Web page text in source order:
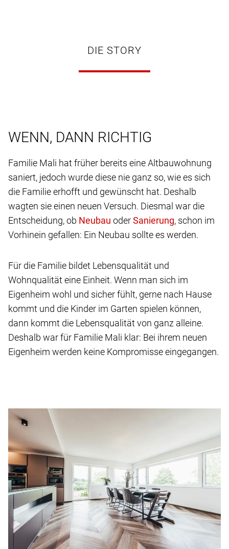
DIE STORY
WENN, DANN RICHTIG
Familie Mali hat früher bereits eine Altbauwohnung
saniert, jedoch wurde diese nie ganz so, wie es sich
die Familie erhofft und gewünscht hat. Deshalb
wagten sie einen neuen Versuch. Diesmal war die
Entscheidung, ob
oder
, schon im
Vorhinein gefallen: Ein Neubau sollte es werden.
Für die Familie bildet Lebensqualität und
Wohnqualität eine Einheit. Wenn man sich im
Eigenheim wohl und sicher fühlt, gerne nach Hause
kommt und die Kinder im Garten spielen können,
dann kommt die Lebensqualität von ganz alleine.
Deshalb war für Familie Mali klar: Bei ihrem neuen
Eigenheim werden keine Kompromisse eingegangen.